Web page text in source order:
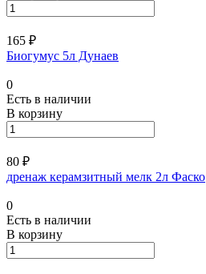
165 ₽
Биогумус 5л Дунаев
0
Есть в наличии
В корзину
80 ₽
дренаж керамзитный мелк 2л Фаско
0
Есть в наличии
В корзину